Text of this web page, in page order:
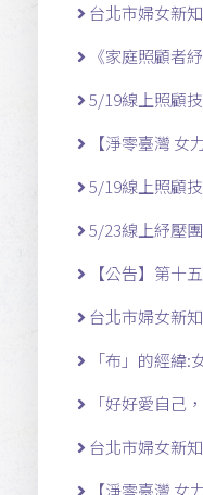
台北市婦女新
《家庭照顧者
5/19線上照顧
【淨零臺灣 女
5/19線上照顧
5/23線上紓壓
【公告】第十
台北市婦女新
「布」的經緯:
「好好愛自己
台北市婦女新
【淨零臺灣 女